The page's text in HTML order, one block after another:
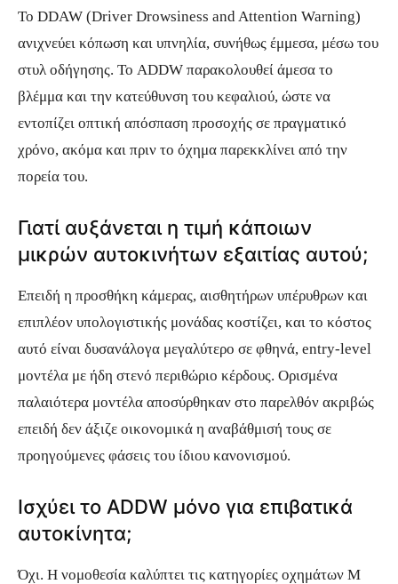
Το DDAW (Driver Drowsiness and Attention Warning)
ανιχνεύει κόπωση και υπνηλία, συνήθως έμμεσα, μέσω του
στυλ οδήγησης. Το ADDW παρακολουθεί άμεσα το
βλέμμα και την κατεύθυνση του κεφαλιού, ώστε να
εντοπίζει οπτική απόσπαση προσοχής σε πραγματικό
χρόνο, ακόμα και πριν το όχημα παρεκκλίνει από την
πορεία του.
Γιατί αυξάνεται η τιμή κάποιων
μικρών αυτοκινήτων εξαιτίας αυτού;
Επειδή η προσθήκη κάμερας, αισθητήρων υπέρυθρων και
επιπλέον υπολογιστικής μονάδας κοστίζει, και το κόστος
αυτό είναι δυσανάλογα μεγαλύτερο σε φθηνά, entry-level
μοντέλα με ήδη στενό περιθώριο κέρδους. Ορισμένα
παλαιότερα μοντέλα αποσύρθηκαν στο παρελθόν ακριβώς
επειδή δεν άξιζε οικονομικά η αναβάθμισή τους σε
προηγούμενες φάσεις του ίδιου κανονισμού.
Ισχύει το ADDW μόνο για επιβατικά
αυτοκίνητα;
Όχι. Η νομοθεσία καλύπτει τις κατηγορίες οχημάτων M